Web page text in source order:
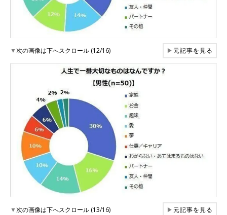
▼次の画像は下へスクロール (12/16) ▶元記事を見る
▼次の画像は下へスクロール (13/16) ▶元記事を見る